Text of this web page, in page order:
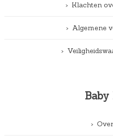
Klachten
Algemene
Baby